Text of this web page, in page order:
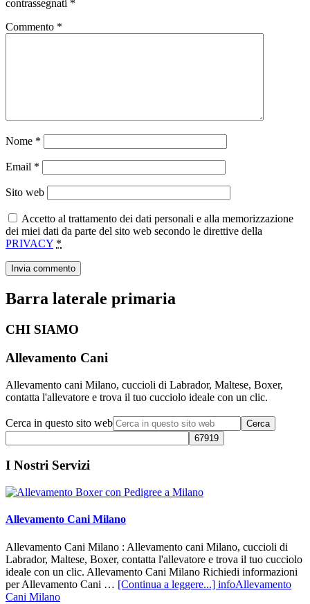
contrassegnati *
Commento *
Nome *
Email *
Sito web
Accetto al trattamento dei dati personali e alla memorizzazione
dei miei dati da parte del sito web secondo le direttive della
PRIVACY *
Barra laterale primaria
CHI SIAMO
Allevamento Cani
Allevamento cani Milano, cuccioli di Labrador, Maltese, Boxer,
contatta l'allevatore e trova il tuo cucciolo ideale con un clic.
Cerca in questo sito web
I Nostri Servizi
Allevamento Cani Milano
Allevamento Cani Milano : Allevamento cani Milano, cuccioli di
Labrador, Maltese, Boxer, contatta l'allevatore e trova il tuo cucciolo
ideale con un clic. Allevamento Cani Milano Richiedi informazioni
per Allevamento Cani … [Continua a leggere...] infoAllevamento
Cani Milano